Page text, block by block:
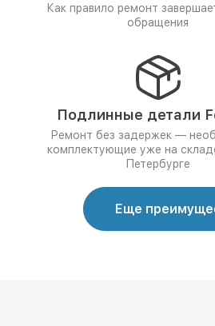
Как правило ремонт
обращения
Подлинные детали
Ремонт без задержек —
комплектующие уже на
Петербурге
Еще